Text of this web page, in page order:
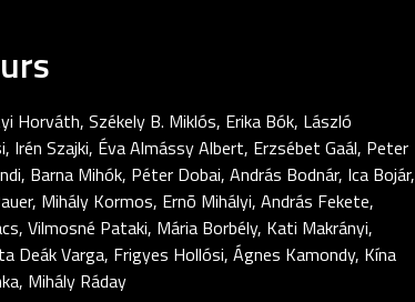
Horváth, Székely B. Miklós, Erika Bók, László
Irén Szajki, Éva Almássy Albert, Erzsébet Gaál, Peter
Barna Mihók, Péter Dobai, András Bodnár, Ica Bojár,
Mihály Kormos, Ernõ Mihályi, András Fekete,
Vilmosné Pataki, Mária Borbély, Kati Makrányi,
Deák Varga, Frigyes Hollósi, Ágnes Kamondy, Kína
Mihály Ráday